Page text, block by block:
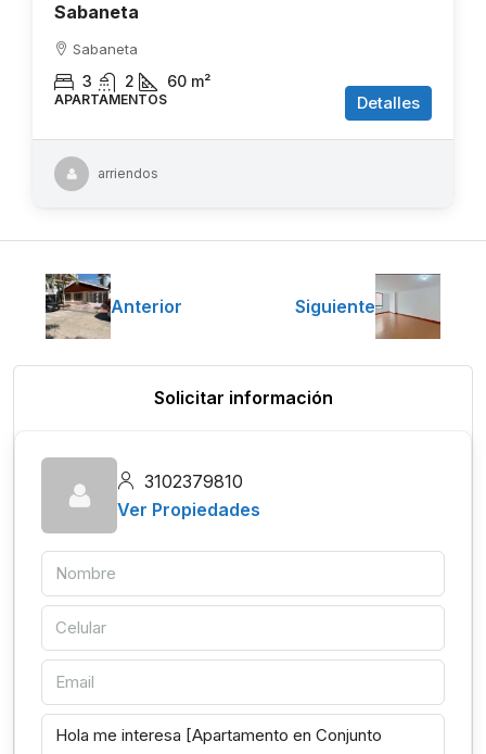
Sabaneta
Sabaneta
3 2 60 m²
APARTAMENTOS Detalles
arriendos
Anterior Siguiente
Solicitar información
3102379810
Ver Propiedades